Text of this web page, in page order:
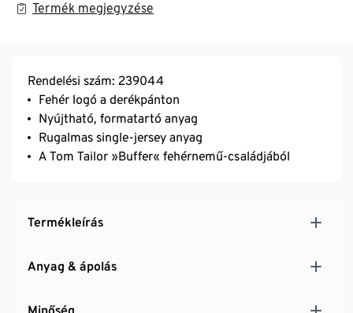
Termék megjegyzése
Rendelési szám: 239044
Fehér logó a derékpánton
Nyújtható, formatartó anyag
Rugalmas single-jersey anyag
A Tom Tailor »Buffer« fehérnemű-családjából
Termékleírás
Anyag & ápolás